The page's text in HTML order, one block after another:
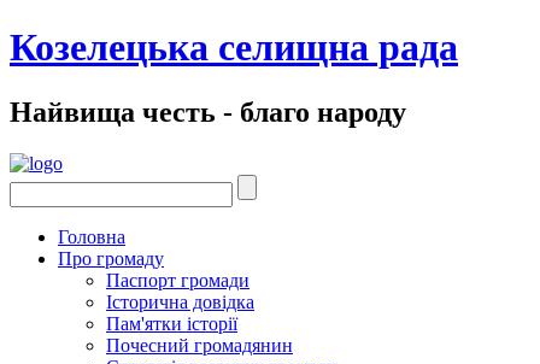
Козелецька селищна рада
Найвища честь - благо народу
Головна
Про громаду
Паспорт громади
Історична довідка
Пам'ятки історії
Почесний громадянин